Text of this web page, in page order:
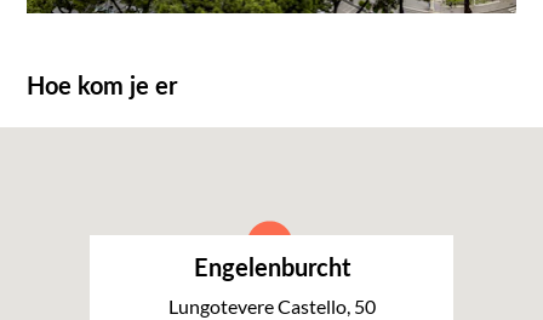
Hoe kom je er
Engelenburcht
Lungotevere Castello, 50